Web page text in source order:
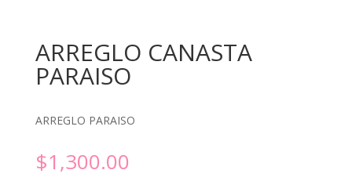
ARREGLO CANASTA
PARAISO
ARREGLO PARAISO
$1,300.00